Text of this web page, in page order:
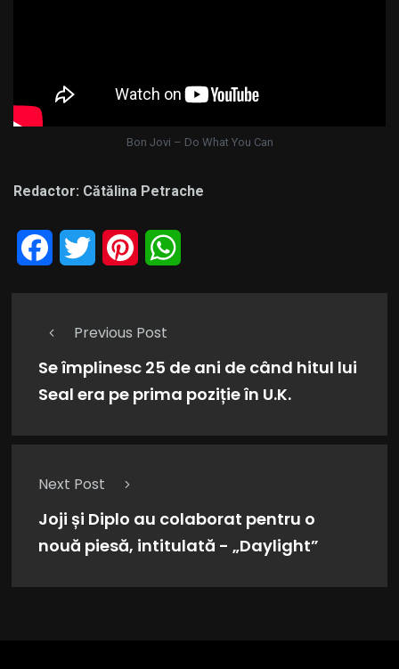
Bon Jovi – Do What You Can
Redactor: Cătălina Petrache
Facebook
Twitter Pinterest
Previous Post
Se împlinesc 25 de ani de când hitul lui
Seal era pe prima poziție în U.K.
Next Post
Joji și Diplo au colaborat pentru o
nouă piesă, intitulată - „Daylight”